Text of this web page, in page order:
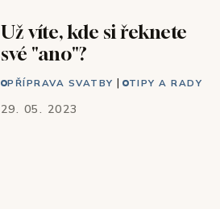
Už víte, kde si řeknete
své "ano"?
PŘÍPRAVA SVATBY | TIPY A RADY
29. 05. 2023